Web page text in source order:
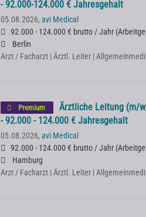
- 92.000-124.000 € Jahresgehalt
05.08.2026, avi Medical
92.000 - 124.000 € brutto / Jahr (
Berlin
Arzt / Facharzt | Ärztl. Leiter |
Premium
Ärztliche Leitung (m/
- 92.000 - 124.000 € Jahresgehalt
05.08.2026, avi Medical
92.000 - 124.000 € brutto / Jahr (
Hamburg
Arzt / Facharzt | Ärztl. Leiter |